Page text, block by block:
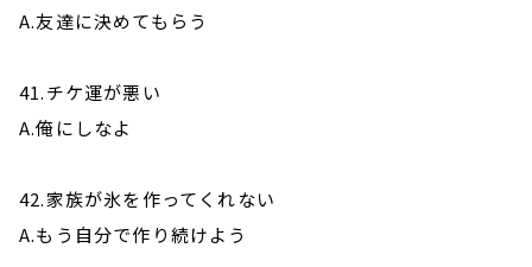
A.友達に決めてもらう
41.チケ運が悪い
A.俺にしなよ
42.家族が氷を作ってくれない
A.もう自分で作り続けよう